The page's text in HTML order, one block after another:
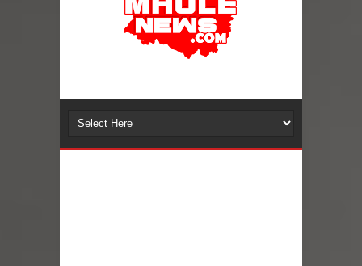
reforzar medidas y consulta oportuna
Matrimonios Linarenses Celebraron
Departamento Comunal de Salud de